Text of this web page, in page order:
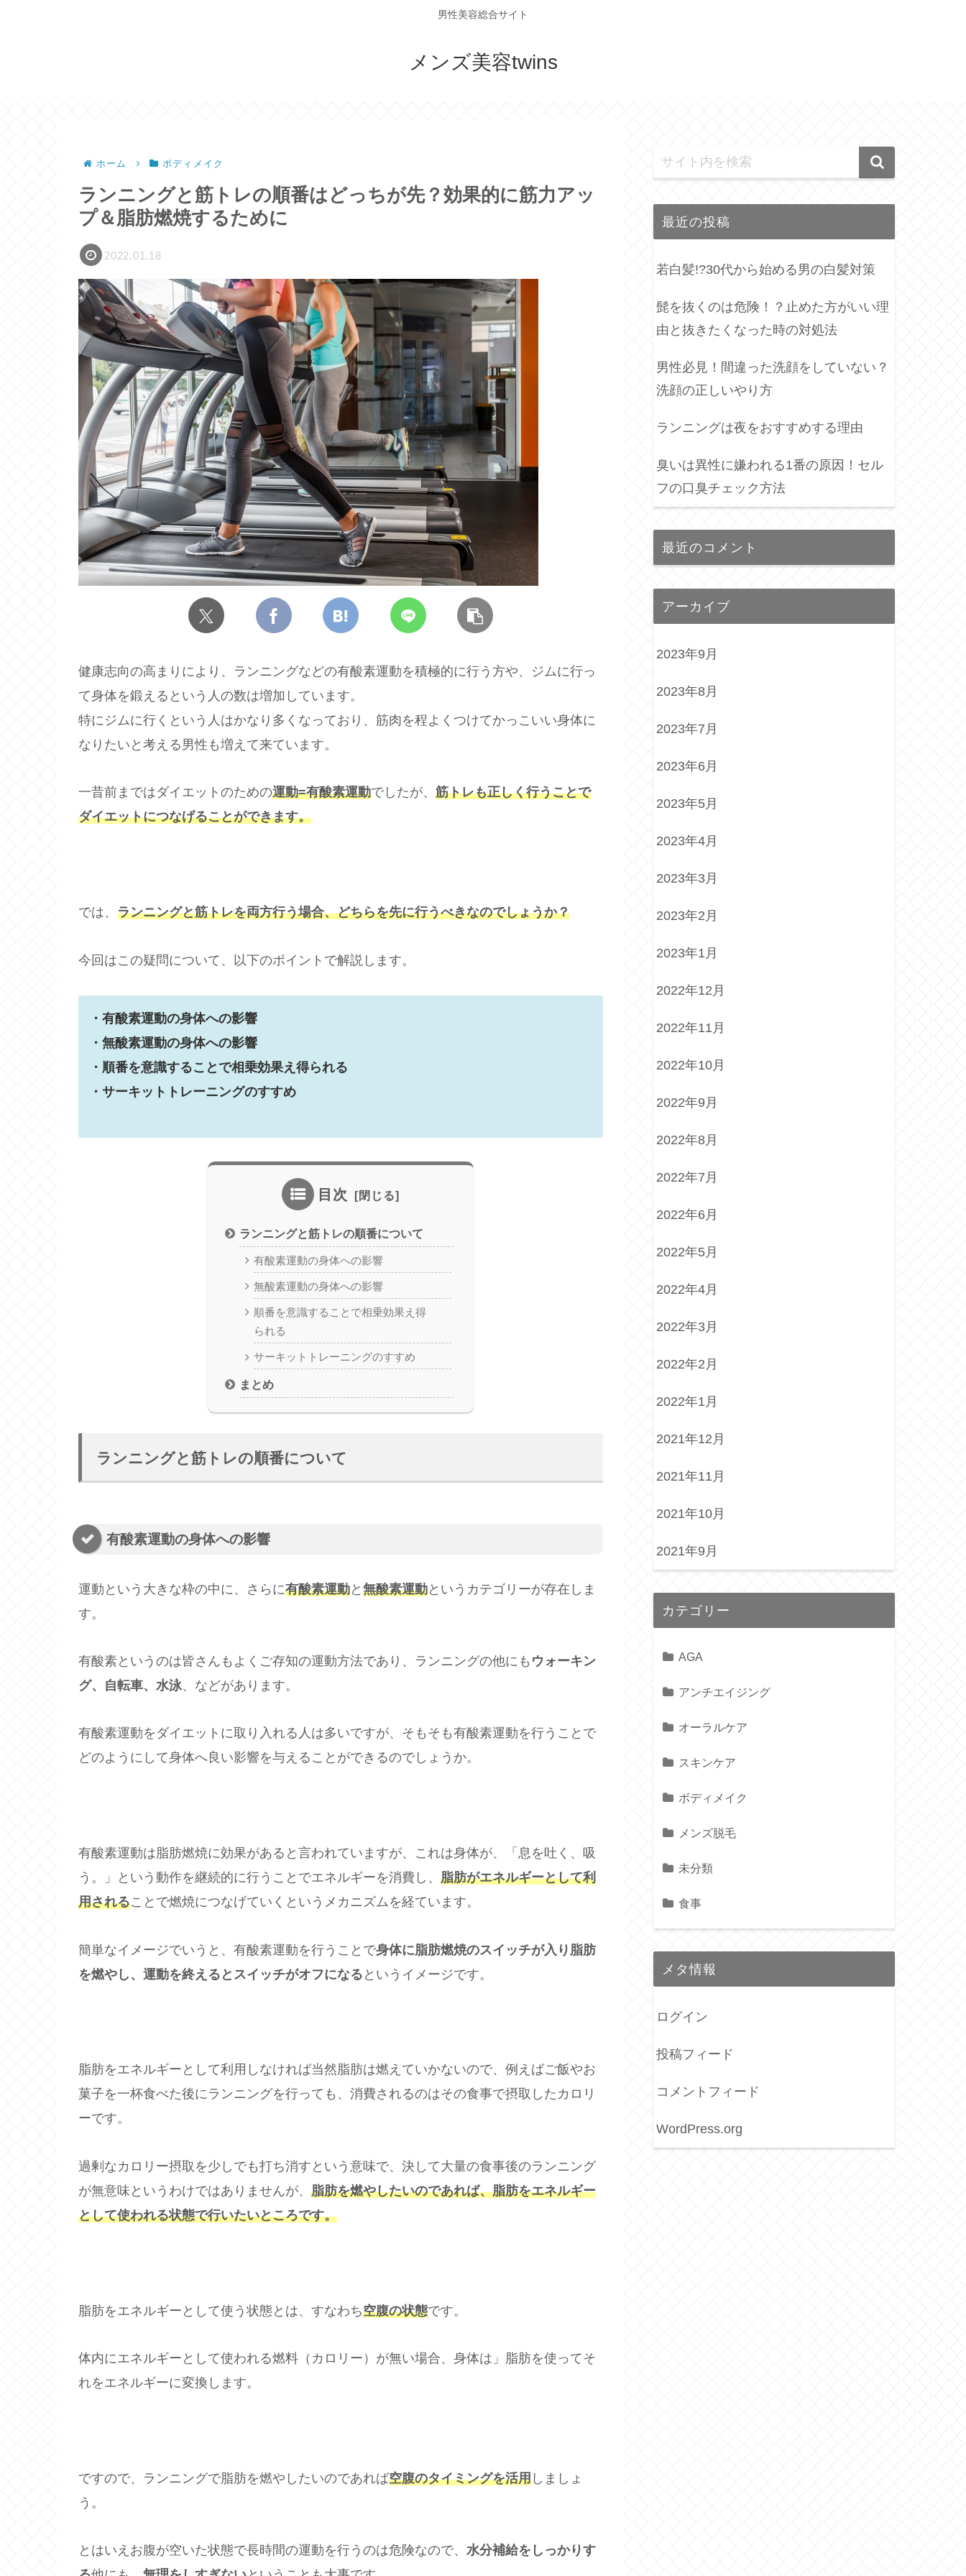
男性美容総合サイト
メンズ美容twins
ホーム ボディメイク
ランニングと筋トレの順番はどっちが先？効果的に筋力アッ
プ＆脂肪燃焼するために
2022.01.18
健康志向の高まりにより、ランニングなどの有酸素運動を積極的に行う方や、ジムに行っ
て身体を鍛えるという人の数は増加しています。
特にジムに行くという人はかなり多くなっており、筋肉を程よくつけてかっこいい身体に
なりたいと考える男性も増えて来ています。
一昔前まではダイエットのための運動=有酸素運動でしたが、 筋トレも正しく行うことで
ダイエットにつなげることができます。
では、 ランニングと筋トレを両方行う場合、どちらを先に行うべきなのでしょうか？
今回はこの疑問について、以下のポイントで解説します。
・有酸素運動の身体への影響
・無酸素運動の身体への影響
・順番を意識することで相乗効果え得られる
・サーキットトレーニングのすすめ
目次
ランニングと筋トレの順番について
有酸素運動の身体への影響
無酸素運動の身体への影響
順番を意識することで相乗効果え得
られる
サーキットトレーニングのすすめ
まとめ
ランニングと筋トレの順番について
有酸素運動の身体への影響
運動という大きな枠の中に、さらに有酸素運動と 無酸素運動というカテゴリーが存在しま
す。
有酸素というのは皆さんもよくご存知の運動方法であり、ランニングの他にも ウォーキン
グ、自転車、水泳、などがあります。
有酸素運動をダイエットに取り入れる人は多いですが、そもそも有酸素運動を行うことで
どのようにして身体へ良い影響を与えることができるのでしょうか。
有酸素運動は脂肪燃焼に効果があると言われていますが、これは身体が、「息を吐く、吸
う。」という動作を継続的に行うことでエネルギーを消費し、 脂肪がエネルギーとして利
用されることで燃焼につなげていくというメカニズムを経ています。
簡単なイメージでいうと、有酸素運動を行うことで身体に脂肪燃焼のスイッチが入り脂肪
を燃やし、運動を終えるとスイッチがオフになる というイメージです。
脂肪をエネルギーとして利用しなければ当然脂肪は燃えていかないので、例えばご飯やお
菓子を一杯食べた後にランニングを行っても、消費されるのはその食事で摂取したカロリ
ーです。
過剰なカロリー摂取を少しでも打ち消すという意味で、決して大量の食事後のランニング
が無意味というわけではありませんが、 脂肪を燃やしたいのであれば、脂肪をエネルギー
として使われる状態で行いたいところです。
脂肪をエネルギーとして使う状態とは、すなわち空腹の状態です。
体内にエネルギーとして使われる燃料（カロリー）が無い場合、身体は」脂肪を使ってそ
れをエネルギーに変換します。
ですので、ランニングで脂肪を燃やしたいのであれば空腹のタイミングを活用 しましょ
う。
とはいえお腹が空いた状態で長時間の運動を行うのは危険なので、 水分補給をしっかりす
最近の投稿
若白髪!?30代から始める男の白髪対策
髭を抜くのは危険！？止めた方がいい理
由と抜きたくなった時の対処法
男性必見！間違った洗顔をしていない？
洗顔の正しいやり方
ランニングは夜をおすすめする理由
臭いは異性に嫌われる1番の原因！セル
フの口臭チェック方法
最近のコメント
アーカイブ
2023年9月
2023年8月
2023年7月
2023年6月
2023年5月
2023年4月
2023年3月
2023年2月
2023年1月
2022年12月
2022年11月
2022年10月
2022年9月
2022年8月
2022年7月
2022年6月
2022年5月
2022年4月
2022年3月
2022年2月
2022年1月
2021年12月
2021年11月
2021年10月
2021年9月
カテゴリー
AGA
アンチエイジング
オーラルケア
スキンケア
ボディメイク
メンズ脱毛
未分類
食事
メタ情報
ログイン
投稿フィード
コメントフィード
WordPress.org